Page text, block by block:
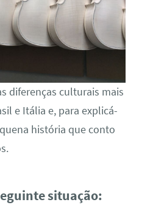
diferenças culturais mais
e Itália e, para explicá-
história que conto
situação: